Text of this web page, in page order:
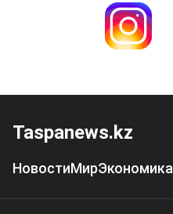
Taspanews.kz
НовостиМирЭкономика